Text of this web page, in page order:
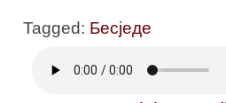
Tagged: Бесједе